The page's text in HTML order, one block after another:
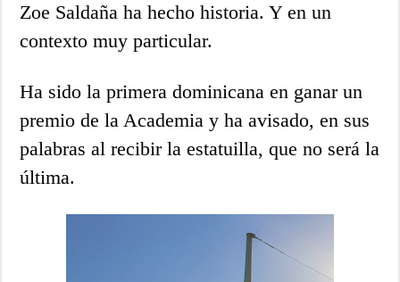
Zoe Saldaña ha hecho historia. Y en un
contexto muy particular.
Ha sido la primera dominicana en ganar un
premio de la Academia y ha avisado, en sus
palabras al recibir la estatuilla, que no será la
última.